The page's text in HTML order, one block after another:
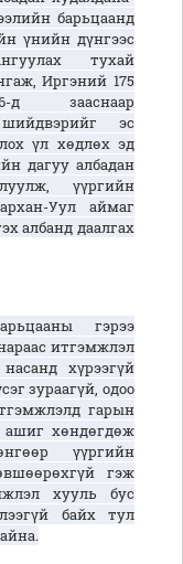
барьцаанд
үнийн дүнгээс
тухай
Иргэний 175
д зааснаар
эс
үл хөдлөх эд
дагуу албадан
үүргийн
Уул аймаг
албанд даалгах
гэрээ
итгэмжлэл
хүрээгүй
зураагүй, одоо
гарын
ашиг хөндөгдөж
үүргийн
гэж
хууль бус
байх тул